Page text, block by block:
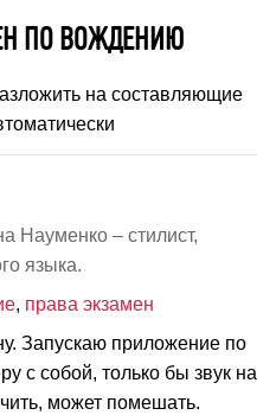
ПО ВОЖДЕНИЮ
на составляющие
Науменко – стилист,
языка.
, права экзамен
Запускаю приложение по
с собой, только бы звук на
может помешать.